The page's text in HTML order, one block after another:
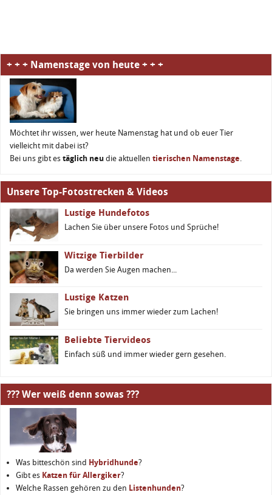
+ + + Namenstage von heute + + +
Möchtet ihr wissen, wer heute Namenstag hat und ob euer Tier
vielleicht mit dabei ist?
Bei uns gibt es täglich neu die aktuellen tierischen Namenstage.
Unsere Top-Fotostrecken & Videos
Lustige Hundefotos
Lachen Sie über unsere Fotos und Sprüche!
Witzige Tierbilder
Da werden Sie Augen machen...
Lustige Katzen
Sie bringen uns immer wieder zum Lachen!
Beliebte Tiervideos
Einfach süß und immer wieder gern gesehen.
??? Wer weiß denn sowas ???
Was bitteschön sind Hybridhunde?
Gibt es Katzen für Allergiker?
Welche Rassen gehören zu den Listenhunden?